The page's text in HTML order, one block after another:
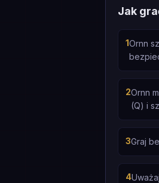
Jak
1Ornn
2Ornn
(Q) i
3Graj
4